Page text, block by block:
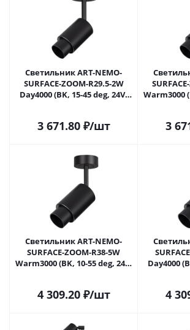
Светильник ART-NEMO-
SURFACE-ZOOM-R29.5-2W
Day4000 (BK, 15-45 deg, 24V)
3 671.80₽/шт
Warm3000
3
Светильник ART-NEMO-
SURFACE-ZOOM-R38-5W
Warm3000 (BK, 10-55 deg, 24V)
4 309.20₽/шт
Day4000
4